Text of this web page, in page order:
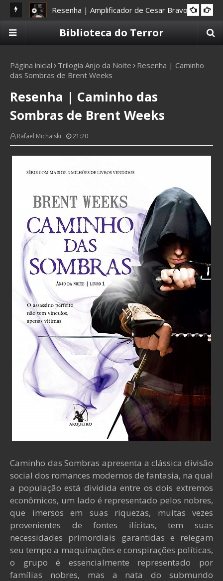
Resenha | Amplificador de Cesar Bravo
Biblioteca do Terror
Página inicial Trilogia Anjo da Noite
Resenha | Caminho
das Sombras de Brent Weeks
Resenha | Caminho das
Sombras de Brent Weeks
Rafael Michalski 21:20
Caminho das Sombras apresenta a clássica divisão
social dos romances modernos de fantasia, na qual
a população está dividida entre os dois extremos
econômicos, um lado é representado pelos nobres,
que imersos em suas riquezas, muitas vezes
provenientes de fontes ilícitas, tem suas
necessidades primordiais garantidas e relegam
seu tempo a maquinações e conspirações políticas,
o grupo é essencialmente representado por
famílias nobres, mas a nata do submundo